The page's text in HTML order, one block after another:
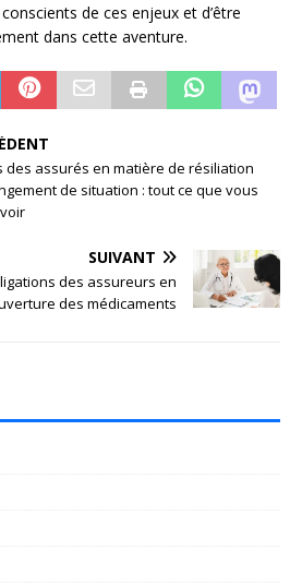
de ces enjeux et d’être
dans cette aventure.
des assurés en matière de résiliation
de situation : tout ce que vous
SUIVANT
des assureurs en
des médicaments